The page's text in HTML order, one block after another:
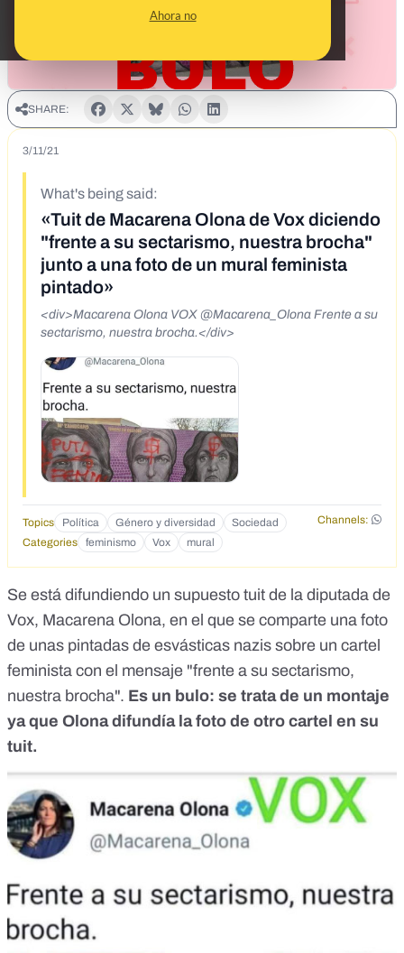
Ahora no
SHARE:
3/11/21
What's being said:
«Tuit de Macarena Olona de Vox diciendo
"frente a su sectarismo, nuestra brocha"
junto a una foto de un mural feminista
pintado»
<div>Macarena Olona VOX @Macarena_Olona Frente a su
sectarismo, nuestra brocha.</div>
Topics Política Género y diversidad Sociedad
Channels:
Categories
feminismo Vox mural
Se está difundiendo un supuesto tuit de la diputada de
Vox, Macarena Olona, en el que se comparte una foto
de unas pintadas de esvásticas nazis sobre un cartel
feminista con el mensaje "frente a su sectarismo,
nuestra brocha". Es un bulo: se trata de un montaje
ya que Olona difundía la foto de otro cartel en su
tuit.